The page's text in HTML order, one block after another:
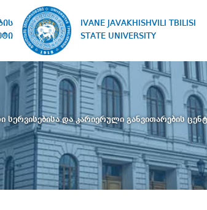
IVANE JAVAKHISHVILI TBILISI
STATE UNIVERSITY
სერვისებისა და კარიერული განვითარების